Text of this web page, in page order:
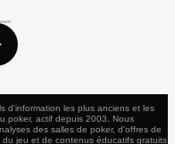
d'information les plus anciens et les
poker, actif depuis 2003. Nous
des salles de poker, d'offres de
jeu et de contenus éducatifs gratuits